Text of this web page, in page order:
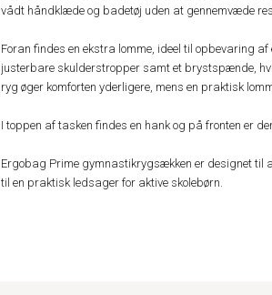
vådt håndklæde og badetøj uden at gennemvæde
Foran findes en ekstra lomme, ideel til opbevaring
justerbare skulderstropper samt et brystspænde,
ryg øger komforten yderligere, mens en praktisk
I toppen af tasken findes en hank og på fronten er
Ergobag Prime gymnastikrygsækken er designet til
til en praktisk ledsager for aktive skolebørn.